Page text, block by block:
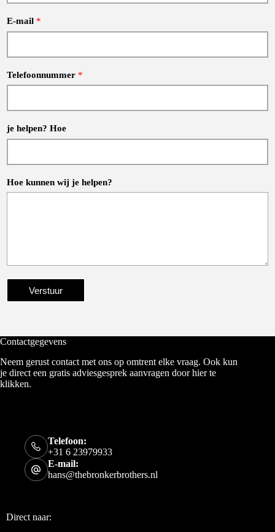
E-mail *
Telefoonnummer *
je helpen? Hoe
Hoe kunnen wij je helpen?
Verstuur
Contactgegevens
Neem gerust contact met ons op omtrent elke vraag. Ook kun
je direct een gratis adviesgesprek aanvragen doorhier te
klikken.
Telefoon:
+31 6 23979933
E-mail:
hans@thebronkerbrothers.nl
Direct naar: